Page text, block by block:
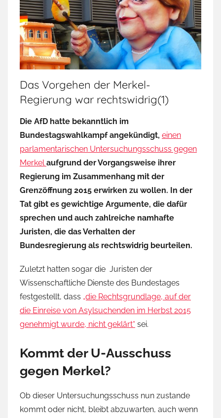
Das Vorgehen der Merkel-
Regierung war rechtswidrig(1)
Die AfD hatte bekanntlich im
Bundestagswahlkampf angekündigt, einen
parlamentarischen Untersuchungsschuss gegen
Merkel aufgrund der Vorgangsweise ihrer
Regierung im Zusammenhang mit der
Grenzöffnung 2015 erwirken zu wollen. In der
Tat gibt es gewichtige Argumente, die dafür
sprechen und auch zahlreiche namhafte
Juristen, die das Verhalten der
Bundesregierung als rechtswidrig beurteilen.
Zuletzt hatten sogar die Juristen der
Wissenschaftliche Dienste des Bundestages
festgestellt, dass „die Rechtsgrundlage, auf der
die Einreise von Asylsuchenden im Herbst 2015
genehmigt wurde, nicht geklärt“ sei.
Kommt der U-Ausschuss
gegen Merkel?
Ob dieser Untersuchungsschuss nun zustande
kommt oder nicht, bleibt abzuwarten, auch wenn